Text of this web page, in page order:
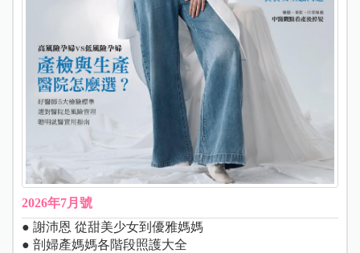
2026年7月號
● 謝沛恩 從甜美少女到優雅媽媽
● 剖婦產媽媽各階段照護大全